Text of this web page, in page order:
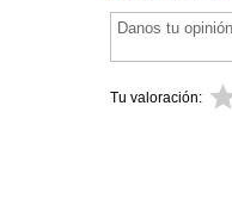
Tu valoración: